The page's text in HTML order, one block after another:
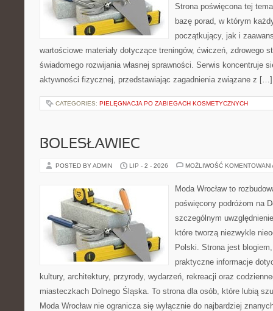
Strona poświęcona tej
bazę porad, w którym
początkujący, jak i
wartościowe materiały dotyczące treningów, ćwiczeń, zdrowego
świadomego rozwijania własnej sprawności. Serwis koncentruje
aktywności fizycznej, przedstawiając zagadnienia związane z […]
CATEGORIES: PIELĘGNACJA PO ZABIEGACH KOSMETYCZNYCH
BOLESŁAWIEC
POSTED BY ADMIN LIP - 2 - 2026 MOŻLIWOŚĆ
Moda Wrocław to
poświęcony podróżom na
szczególnym
które tworzą niezwykle
Polski. Strona jest
praktyczne informacje
kultury, architektury, przyrody, wydarzeń, rekreacji oraz
miasteczkach Dolnego Śląska. To strona dla osób, które lubią
Moda Wrocław nie ogranicza się wyłącznie do najbardziej